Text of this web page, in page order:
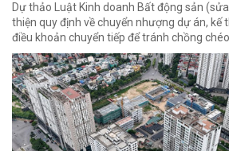
Dự thảo Luật Kinh doanh Bất động sản
thiện quy định về chuyển nhượng dự án, kế
điều khoản chuyển tiếp để tránh chồng